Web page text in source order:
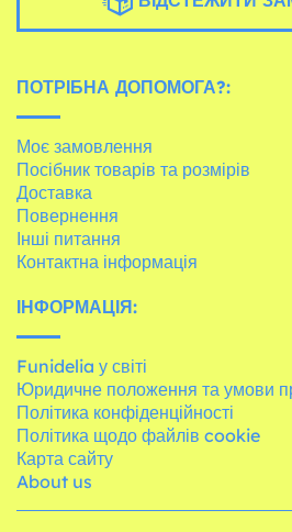
ПОТРІБНА ДОПОМОГА?:
Моє замовлення
Посібник товарів та розмірів
Доставка
Повернення
Інші питання
Контактна інформація
ІНФОРМАЦІЯ:
Funidelia у світі
Юридичне положення та умови
Політика конфіденційності
Політика щодо файлів cookie
Карта сайту
About us